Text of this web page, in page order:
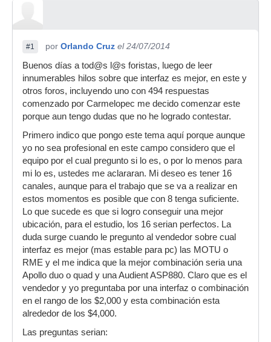
#1 por Orlando Cruz el 24/07/2014
Buenos días a tod@s l@s foristas, luego de leer
innumerables hilos sobre que interfaz es mejor, en este y
otros foros, incluyendo uno con 494 respuestas
comenzado por Carmelopec me decido comenzar este
porque aun tengo dudas que no he logrado contestar.
Primero indico que pongo este tema aquí porque aunque
yo no sea profesional en este campo considero que el
equipo por el cual pregunto si lo es, o por lo menos para
mi lo es, ustedes me aclararan. Mi deseo es tener 16
canales, aunque para el trabajo que se va a realizar en
estos momentos es posible que con 8 tenga suficiente.
Lo que sucede es que si logro conseguir una mejor
ubicación, para el estudio, los 16 serian perfectos. La
duda surge cuando le pregunto al vendedor sobre cual
interfaz es mejor (mas estable para pc) las MOTU o
RME y el me indica que la mejor combinación seria una
Apollo duo o quad y una Audient ASP880. Claro que es el
vendedor y yo preguntaba por una interfaz o combinación
en el rango de los $2,000 y esta combinación esta
alrededor de los $4,000.
Las preguntas serian: